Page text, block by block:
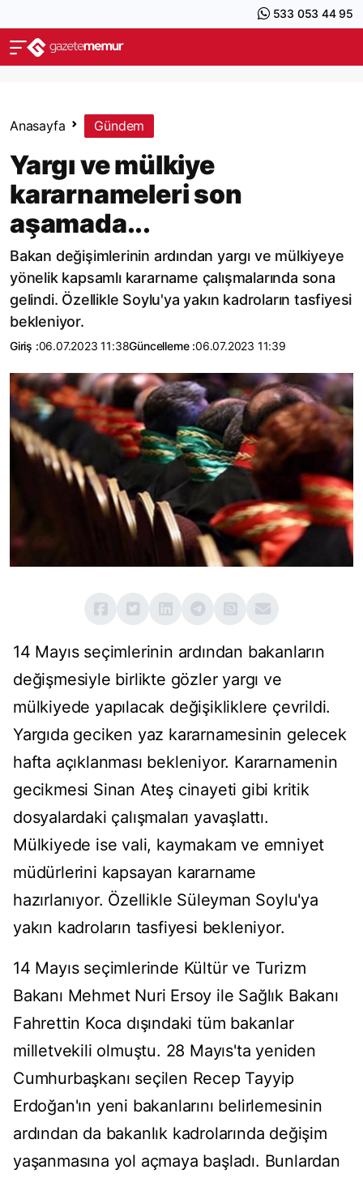
533 053 44 95
Anasayfa Gündem
Yargı ve mülkiye
kararnameleri son
aşamada...
Bakan değişimlerinin ardından yargı ve mülkiyeye
yönelik kapsamlı kararname çalışmalarında sona
gelindi. Özellikle Soylu'ya yakın kadroların tasfiyesi
bekleniyor.
Giriş :06.07.2023 11:38Güncelleme :06.07.2023 11:39
14 Mayıs seçimlerinin ardından bakanların
değişmesiyle birlikte gözler yargı ve
mülkiyede yapılacak değişikliklere çevrildi.
Yargıda geciken yaz kararnamesinin gelecek
hafta açıklanması bekleniyor. Kararnamenin
gecikmesi Sinan Ateş cinayeti gibi kritik
dosyalardaki çalışmaları yavaşlattı.
Mülkiyede ise vali, kaymakam ve emniyet
müdürlerini kapsayan kararname
hazırlanıyor. Özellikle Süleyman Soylu'ya
yakın kadroların tasfiyesi bekleniyor.
14 Mayıs seçimlerinde Kültür ve Turizm
Bakanı Mehmet Nuri Ersoy ile Sağlık Bakanı
Fahrettin Koca dışındaki tüm bakanlar
milletvekili olmuştu. 28 Mayıs'ta yeniden
Cumhurbaşkanı seçilen Recep Tayyip
Erdoğan'ın yeni bakanlarını belirlemesinin
ardından da bakanlık kadrolarında değişim
yaşanmasına yol açmaya başladı. Bunlardan